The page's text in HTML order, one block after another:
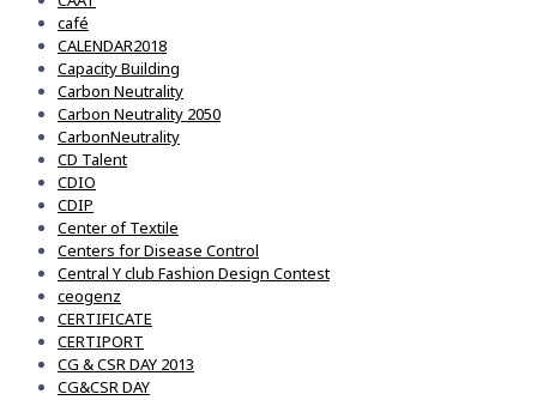
café
CALENDAR2018
Capacity Building
Carbon Neutrality
Carbon Neutrality 2050
CarbonNeutrality
CD Talent
CDIO
CDIP
Center of Textile
Centers for Disease Control
Central Y club Fashion Design Contest
ceogenz
CERTIFICATE
CERTIPORT
CG & CSR DAY 2013
CG&CSR DAY